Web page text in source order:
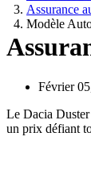
Assurance
Modèle
Février
Le Dacia Duster
un prix défiant